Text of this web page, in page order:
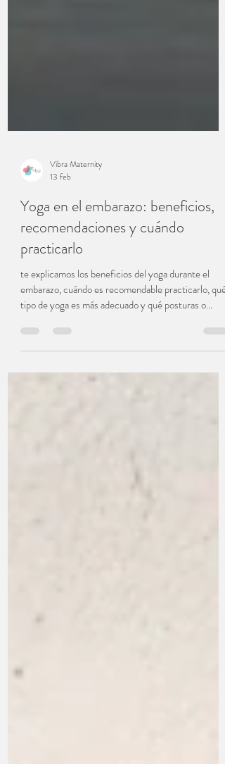
Vibra Maternity
13 feb
Yoga en el embarazo: beneficios,
recomendaciones y cuándo
practicarlo
te explicamos los beneficios del yoga durante el
embarazo, cuándo es recomendable practicarlo, qué
tipo de yoga es más adecuado y qué posturas o
respiraciones conviene evitar. Una guía completa
para moverte con seguridad y acompañar tu